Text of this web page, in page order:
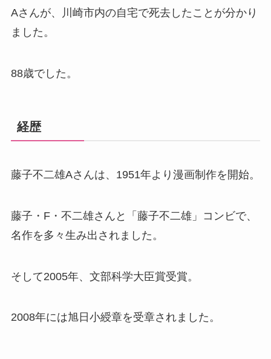
Aさんが、川崎市内の自宅で死去したことが分かり
ました。
88歳でした。
経歴
藤子不二雄Aさんは、1951年より漫画制作を開始。
藤子・F・不二雄さんと「藤子不二雄」コンビで、
名作を多々生み出されました。
そして2005年、文部科学大臣賞受賞。
2008年には旭日小綬章を受章されました。